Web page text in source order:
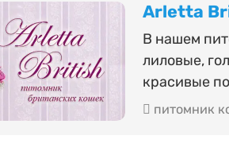
Arletta
В нашем
лиловые,
красивые
питомник